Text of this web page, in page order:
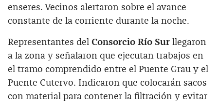
enseres. Vecinos alertaron sobre el avance
constante de la corriente durante la noche.
Representantes del Consorcio Río Sur llegaron
a la zona y señalaron que ejecutan trabajos en
el tramo comprendido entre el Puente Grau y el
Puente Cutervo. Indicaron que colocarán sacos
con material para contener la filtración y evitar